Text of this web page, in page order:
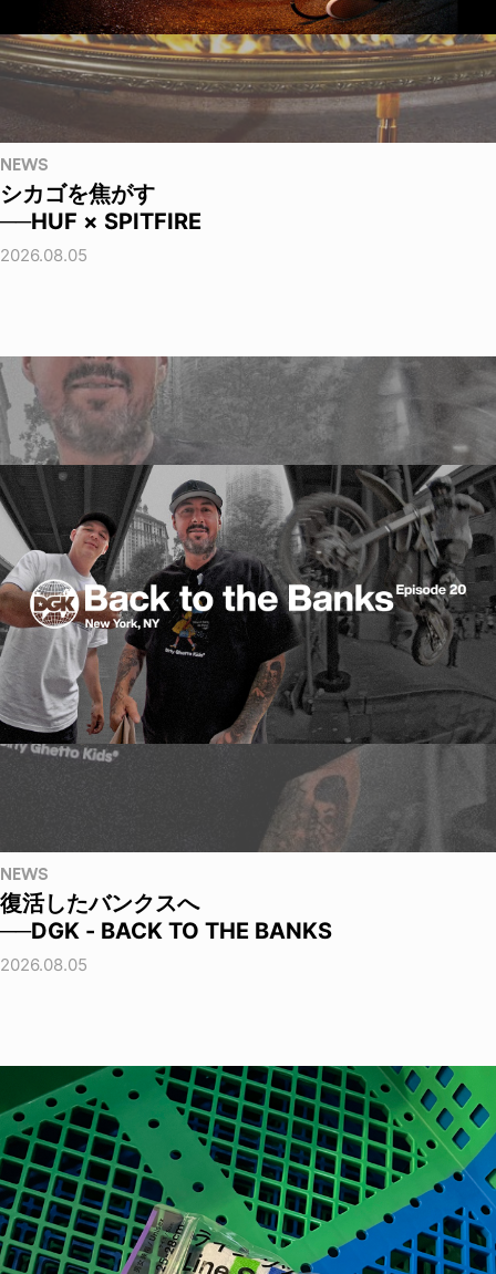
NEWS
シカゴを焦がす
──HUF × SPITFIRE
2026.08.05
NEWS
復活したバンクスへ
──DGK - BACK TO THE BANKS
2026.08.05